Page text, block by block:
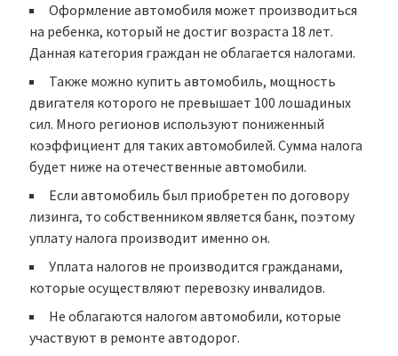
Оформление автомобиля может производиться
на ребенка, который не достиг возраста 18 лет.
Данная категория граждан не облагается налогами.
Также можно купить автомобиль, мощность
двигателя которого не превышает 100 лошадиных
сил. Много регионов используют пониженный
коэффициент для таких автомобилей. Сумма налога
будет ниже на отечественные автомобили.
Если автомобиль был приобретен по договору
лизинга, то собственником является банк, поэтому
уплату налога производит именно он.
Уплата налогов не производится гражданами,
которые осуществляют перевозку инвалидов.
Не облагаются налогом автомобили, которые
участвуют в ремонте автодорог.